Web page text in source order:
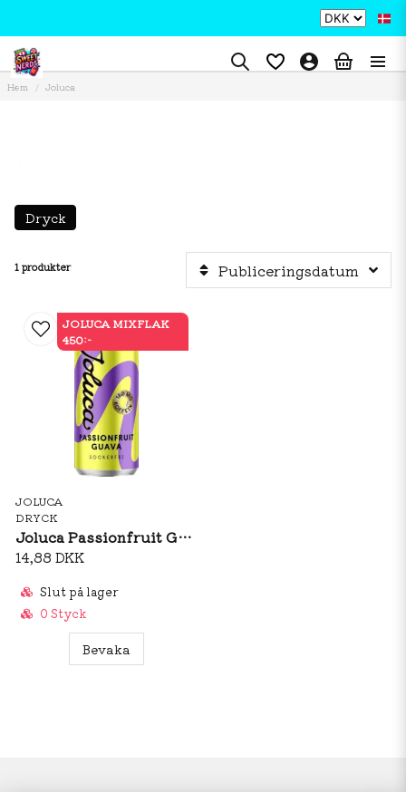
Hem Joluca
Dryck
1 produkter Publiceringsdatum
JOLUCA
DRYCK
Joluca Passionfruit Guava 330ml
14,88 DKK
Slut på lager
0 Styck
Bevaka
JOLUCA MIXFLAK
450:-